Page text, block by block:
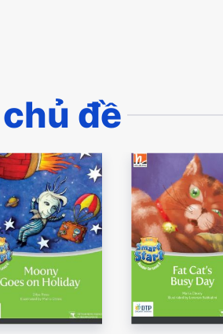
đề